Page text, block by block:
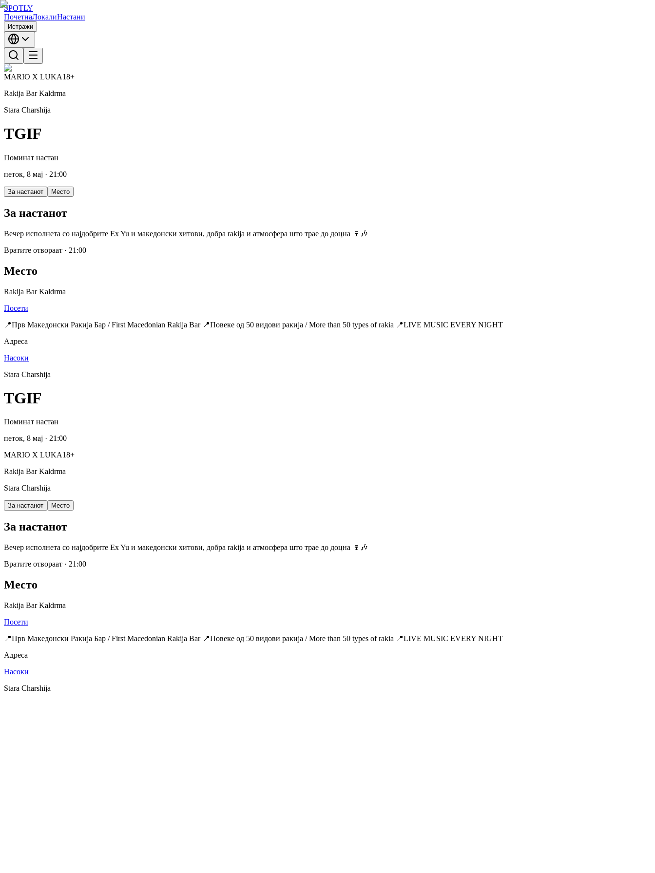
SPOTLY
ПочетнаЛокалиНастани
Истражи
MARIO X LUKA18+
Rakija Bar Kaldrma
Stara Charshija
TGIF
Поминат настан
петок, 8 мај · 21:00
За настанот Место
За настанот
Вечер исполнета со најдобрите Ex Yu и македонски хитови, добра rakija и атмосфера што трае до доцна 🍷🎶
Вратите отвораат · 21:00
Место
Rakija Bar Kaldrma
Посети
📍Прв Македонски Ракија Бар / First Macedonian Rakija Bar 📍Повеке од 50 видови ракија / More than 50 types of rakia 📍LIVE MUSIC EVERY NIGHT
Адреса
Насоки
Stara Charshija
TGIF
Поминат настан
петок, 8 мај · 21:00
MARIO X LUKA18+
Rakija Bar Kaldrma
Stara Charshija
За настанот Место
За настанот
Вечер исполнета со најдобрите Ex Yu и македонски хитови, добра rakija и атмосфера што трае до доцна 🍷🎶
Вратите отвораат · 21:00
Место
Rakija Bar Kaldrma
Посети
📍Прв Македонски Ракија Бар / First Macedonian Rakija Bar 📍Повеке од 50 видови ракија / More than 50 types of rakia 📍LIVE MUSIC EVERY NIGHT
Адреса
Насоки
Stara Charshija